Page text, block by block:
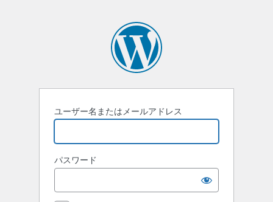
ユーザー名またはメールアドレス
パスワード